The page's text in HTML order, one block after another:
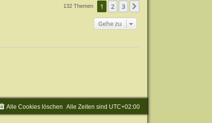
132 Themen 1 2 3
Gehe zu
Alle Zeiten sind UTC+02:00
Alle Cookies löschen